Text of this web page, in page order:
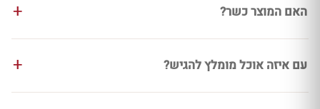
האם המוצר כשר?
עם איזה אוכל מומלץ להגיש?